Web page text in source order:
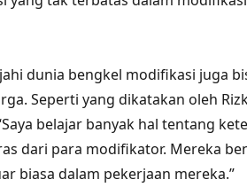
dunia bengkel modifikasi juga
Seperti yang dikatakan oleh
belajar banyak hal tentang
dari para modifikator. Mereka
biasa dalam pekerjaan mereka.”